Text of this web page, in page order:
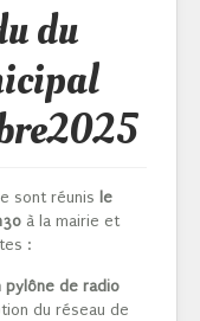
du
sont réunis le
à la mairie et
:
pylône de radio
du réseau de